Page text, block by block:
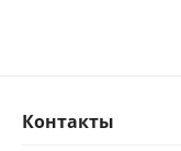
Контакты